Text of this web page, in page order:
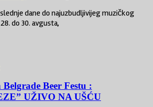
dane do najuzbudljivijeg muzičkog
do 30. avgusta,
Beer Festu :
UŽIVO NA UŠĆU